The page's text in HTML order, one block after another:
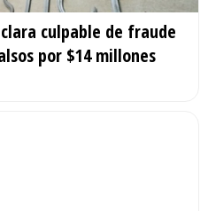
culpable de fraude
por $14 millones